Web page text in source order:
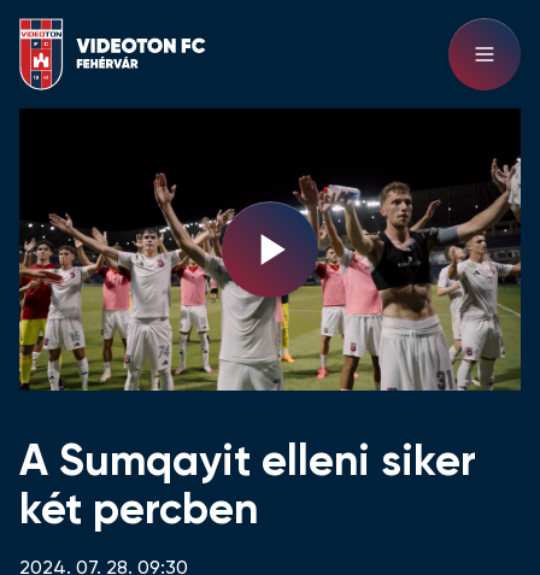
Play
Video
A Sumqayit elleni siker
két percben
2024. 07. 28. 09:30